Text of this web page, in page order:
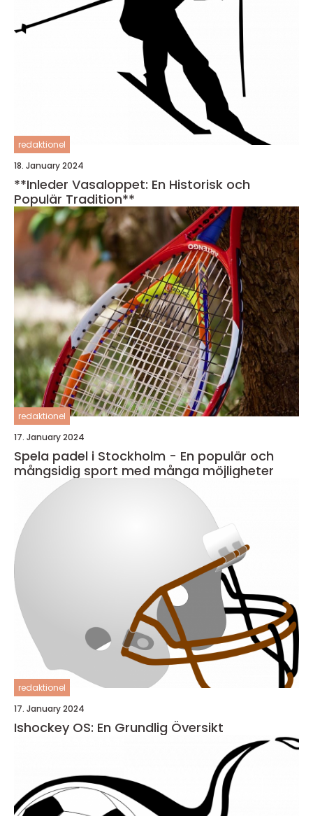
redaktionel
18. January 2024
**Inleder Vasaloppet: En Historisk och
Populär Tradition**
redaktionel
17. January 2024
Spela padel i Stockholm - En populär och
mångsidig sport med många möjligheter
redaktionel
17. January 2024
Ishockey OS: En Grundlig Översikt